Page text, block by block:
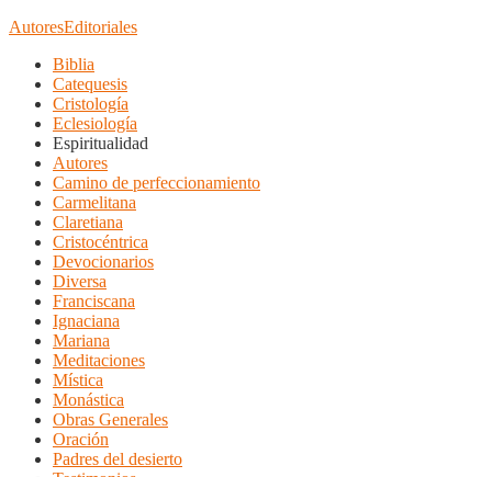
AutoresEditoriales
Biblia
Catequesis
Cristología
Eclesiología
Espiritualidad
Autores
Camino de perfeccionamiento
Carmelitana
Claretiana
Cristocéntrica
Devocionarios
Diversa
Franciscana
Ignaciana
Mariana
Meditaciones
Mística
Monástica
Obras Generales
Oración
Padres del desierto